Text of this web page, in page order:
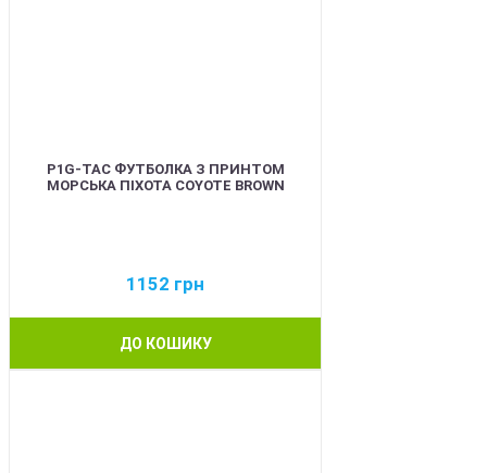
P1G-TAC ФУТБОЛКА З ПРИНТОМ
МОРСЬКА ПІХОТА COYOTE BROWN
1152 грн
ДО КОШИКУ